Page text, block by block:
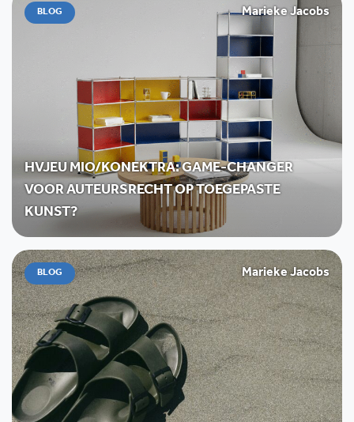
BLOG Marieke Jacobs
HVJEU MIO/KONEKTRA: GAME-CHANGER
VOOR AUTEURSRECHT OP TOEGEPASTE
KUNST?
BLOG Marieke Jacobs